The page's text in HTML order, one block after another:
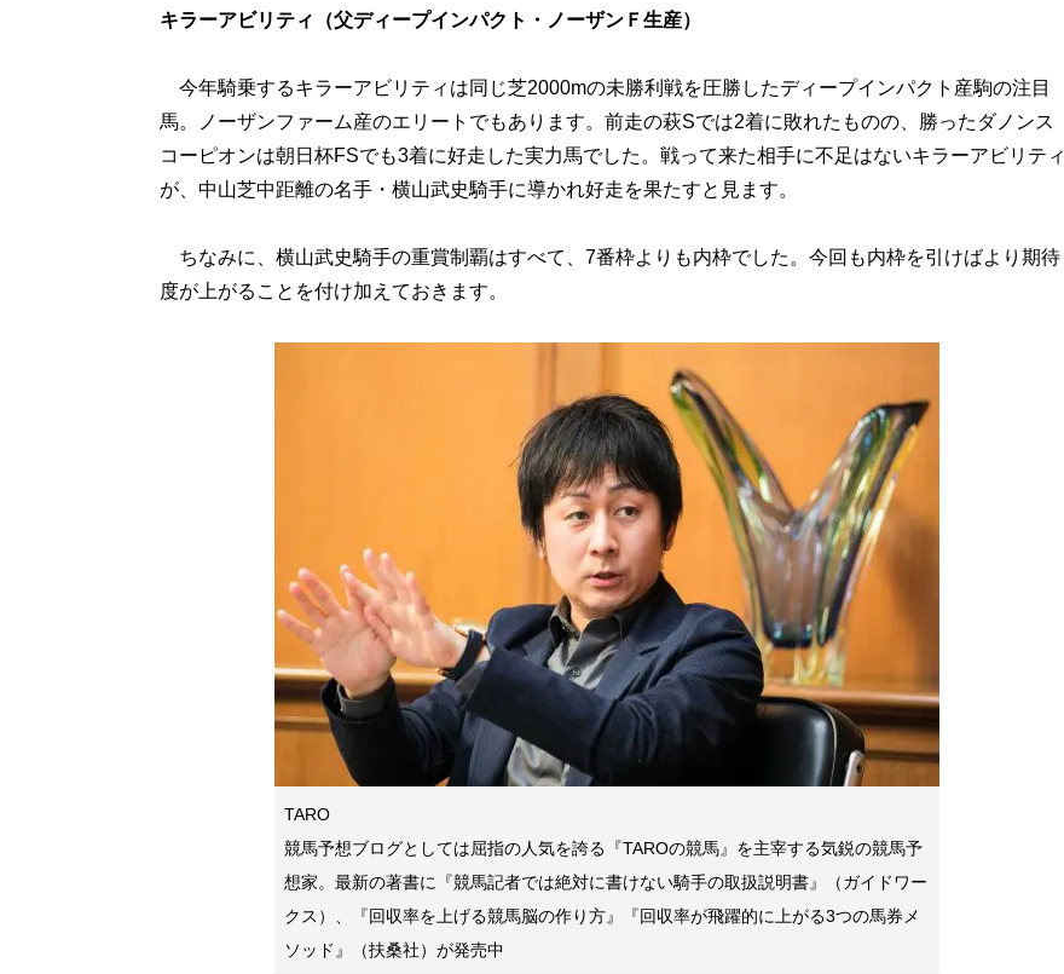
キラーアビリティ（父ディープインパクト・ノーザンＦ生産）
今年騎乗するキラーアビリティは同じ芝2000mの未勝利戦を圧勝したディープインパクト産駒の注目
馬。ノーザンファーム産のエリートでもあります。前走の萩Sでは2着に敗れたものの、勝ったダノンス
コーピオンは朝日杯FSでも3着に好走した実力馬でした。戦って来た相手に不足はないキラーアビリティ
が、中山芝中距離の名手・横山武史騎手に導かれ好走を果たすと見ます。
ちなみに、横山武史騎手の重賞制覇はすべて、7番枠よりも内枠でした。今回も内枠を引けばより期待
度が上がることを付け加えておきます。
TARO
競馬予想ブログとしては屈指の人気を誇る『TAROの競馬』を主宰する気鋭の競馬予
想家。最新の著書に『競馬記者では絶対に書けない騎手の取扱説明書』（ガイドワー
クス）、『回収率を上げる競馬脳の作り方』『回収率が飛躍的に上がる3つの馬券メ
ソッド』（扶桑社）が発売中